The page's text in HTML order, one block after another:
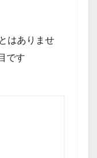
はありませ
です